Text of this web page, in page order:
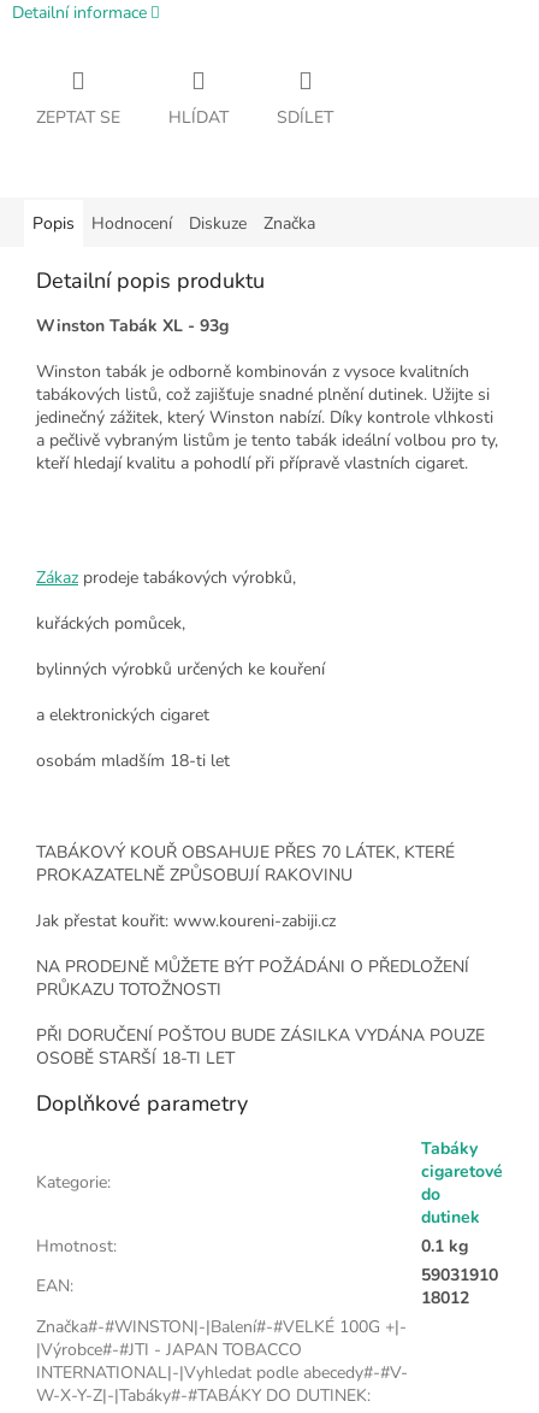
Detailní informace
ZEPTAT SE HLÍDAT SDÍLET
Popis Hodnocení Diskuze Značka
Detailní popis produktu
Winston Tabák XL - 93g
Winston tabák je odborně kombinován z vysoce kvalitních
tabákových listů, což zajišťuje snadné plnění dutinek. Užijte si
jedinečný zážitek, který Winston nabízí. Díky kontrole vlhkosti
a pečlivě vybraným listům je tento tabák ideální volbou pro ty,
kteří hledají kvalitu a pohodlí při přípravě vlastních cigaret.
Zákaz prodeje tabákových výrobků,
kuřáckých pomůcek,
bylinných výrobků určených ke kouření
a elektronických cigaret
osobám mladším 18-ti let
TABÁKOVÝ KOUŘ OBSAHUJE PŘES 70 LÁTEK, KTERÉ
PROKAZATELNĚ ZPŮSOBUJÍ RAKOVINU
Jak přestat kouřit: www.koureni-zabiji.cz
NA PRODEJNĚ MŮŽETE BÝT POŽÁDÁNI O PŘEDLOŽENÍ
PRŮKAZU TOTOŽNOSTI
PŘI DORUČENÍ POŠTOU BUDE ZÁSILKA VYDÁNA POUZE
OSOBĚ STARŠÍ 18-TI LET
Doplňkové parametry
Kategorie:
Tabáky
cigaretové
do
dutinek
Hmotnost:
0.1 kg
EAN:
59031910
18012
Značka#-#WINSTON|-|Balení#-#VELKÉ 100G +|-
|Výrobce#-#JTI - JAPAN TOBACCO
INTERNATIONAL|-|Vyhledat podle abecedy#-#V-
W-X-Y-Z|-|Tabáky#-#TABÁKY DO DUTINEK: